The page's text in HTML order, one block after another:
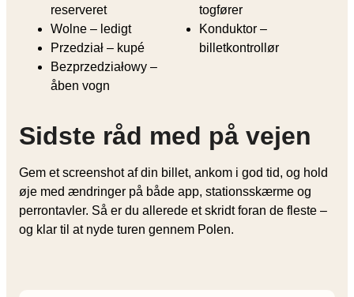
reserveret
Wolne – ledigt
Przedział – kupé
Bezprzedziałowy –
åben vogn
togfører
Konduktor –
billetkontrollør
Sidste råd med på vejen
Gem et screenshot af din billet, ankom i god tid, og hold
øje med ændringer på både app, stationsskærme og
perrontavler. Så er du allerede et skridt foran de fleste –
og klar til at nyde turen gennem Polen.